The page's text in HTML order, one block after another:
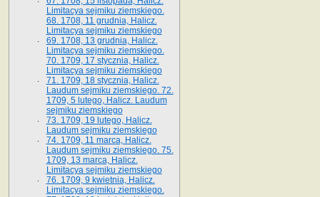
Limitacya sejmiku ziemskiego.
68. 1708, 11 grudnia, Halicz.
Limitacya sejmiku ziemskiego
69. 1708, 13 grudnia, Halicz.
Limitacya sejmiku ziemskiego.
70. 1709, 17 stycznia, Halicz.
Limitacya sejmiku ziemskiego
71. 1709, 18 stycznia, Halicz.
Laudum sejmiku ziemskiego. 72.
1709, 5 lutego, Halicz. Laudum
sejmiku ziemskiego
73. 1709, 19 lutego, Halicz.
Laudum sejmiku ziemskiego
74. 1709, 11 marca, Halicz.
Laudum sejmiku ziemskiego. 75.
1709, 13 marca, Halicz.
Limitacya sejmiku ziemskiego
76. 1709, 9 kwietnia, Halicz.
Limitacya sejmiku ziemskiego.